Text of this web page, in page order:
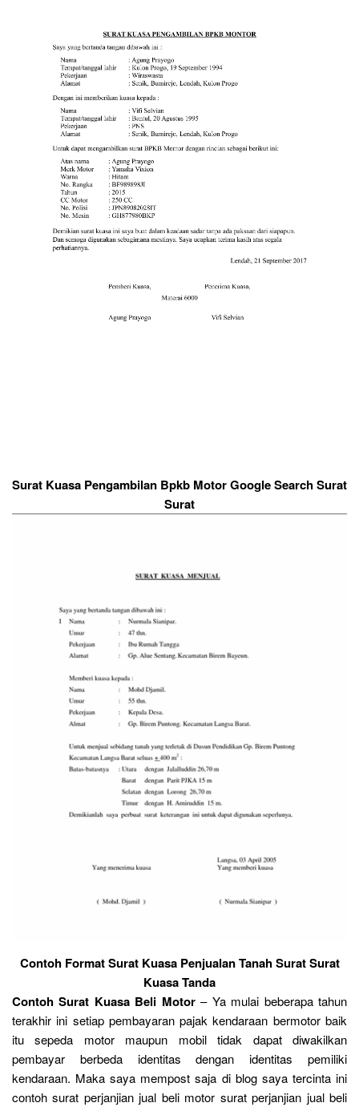
Surat Kuasa Pengambilan Bpkb Motor Google Search Surat
Surat
Contoh Format Surat Kuasa Penjualan Tanah Surat Surat
Kuasa Tanda
Contoh Surat Kuasa Beli Motor– Ya mulai beberapa tahun
terakhir ini setiap pembayaran pajak kendaraan bermotor baik
itu sepeda motor maupun mobil tidak dapat diwakilkan
pembayar berbeda identitas dengan identitas pemiliki
kendaraan. Maka saya mempost saja di blog saya tercinta ini
contoh surat perjanjian jual beli motor surat perjanjian jual beli